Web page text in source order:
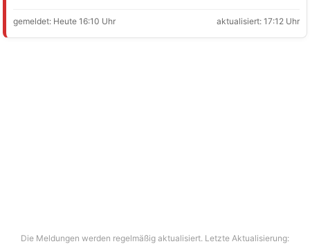
gemeldet: Heute 16:10 Uhr aktualisiert: 17:12 Uhr
Die Meldungen werden regelmäßig aktualisiert. Letzte Aktualisierung: